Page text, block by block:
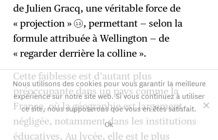
de Julien Gracq, une véritable force de
« projection »13 , permettant — selon la
formule attribuée à Wellington — de
« regarder derrière la colline ».
Cette faiblesse est d’autant plus
préoccupante dans un pays comme la
France, où la géographie est largement
négligée, notamment dans les institutions
éducatives. Au lycée, elle est le plus
Nous utilisons des cookies pour vous garantir la meilleure
expérience sur notre site web. Si vous continuez à utiliser
ce site, nous supposerons que vous en êtes satisfait.
Ok